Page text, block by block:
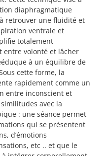
diaphragmatique
retrouver une fluidité et
ventrale et
totalement
entre volonté et lâcher
à un équilibre de
cette forme, la
rapidement comme un
entre inconscient et
avec la
: une séance permet
qui se présentent
d’émotions
etc .. et que le